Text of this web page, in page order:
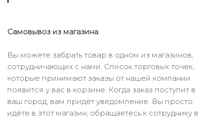
Самовывоз из магазина
Вы можете забрать товар в одном из магазинов,
сотрудничающих с нами. Список торговых точек,
которые принимают заказы от нашей компании
появится у вас в корзине. Когда заказ поступит в
ваш город, вам придёт уведомление. Вы просто
идёте в этот магазин, обращаетесь к сотруднику в